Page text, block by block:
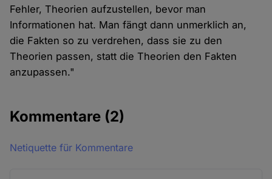
Fehler, Theorien aufzustellen, bevor man
Informationen hat. Man fängt dann unmerklich an,
die Fakten so zu verdrehen, dass sie zu den
Theorien passen, statt die Theorien den Fakten
anzupassen."
Kommentare (2)
Netiquette für Kommentare